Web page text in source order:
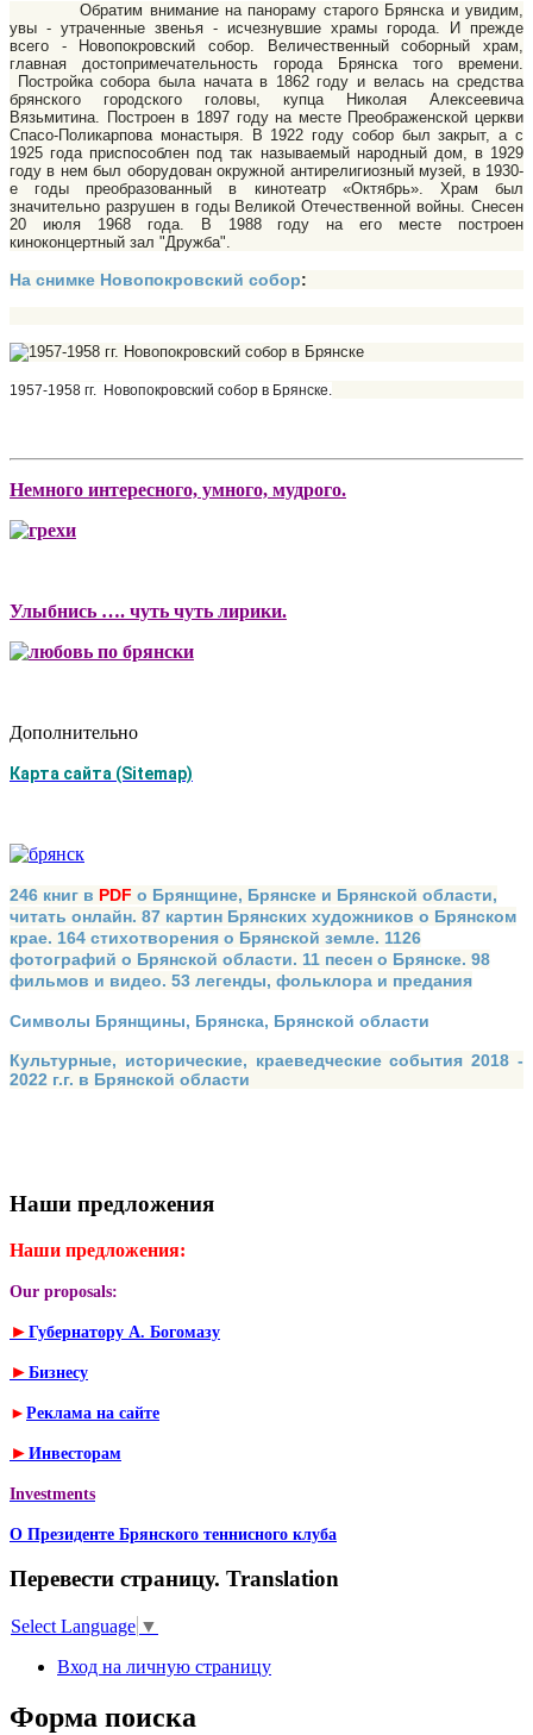
Обратим внимание на панораму старого Брянска и увидим,
увы - утраченные звенья - исчезнувшие храмы горо­да. И прежде
всего - Новопокровский собор. Величественный соборный храм,
главная достопримечательность города Брянска того времени.
Постройка собора была начата в 1862 году и велась на средства
брянского городского головы, купца Николая Алексеевича
Вязьмитина. Построен в 1897 году на месте Преображенской церкви
Спасо-Поликарпова монастыря. В 1922 году собор был закрыт, а с
1925 года приспособлен под так называемый народный дом, в 1929
году в нем был оборудован окружной антирелигиозный музей, в 1930-
е годы преобразованный в кинотеатр «Октябрь». Храм был
значительно разрушен в годы Великой Отечественной войны. Снесен
20 июля 1968 года. В 1988 году на его месте построен
киноконцертный зал "Дружба".
На снимке Новопокровский собор:
1957-1958 гг. Новопокровский собор в Брянске.
Немного интересного, умного, мудрого.
Улыбнись …. чуть чуть лирики.
Дополнительно
Карта сайта (Sitemap)
246 книг в PDF о Брянщине, Брянске и Брянской области,
читать онлайн. 87 картин Брянских художников о Брянском
крае. 164 стихотворения о Брянской земле. 1126
фотографий о Брянской области. 11 песен о Брянске. 98
фильмов и видео. 53 легенды, фольклора и предания
Символы Брянщины, Брянска, Брянской области
Культурные, исторические, краеведческие события 2018 -
2022 г.г. в Брянской области
Наши предложения
Наши предложения:
Our proposals:
► Губернатору А. Богомазу
► Бизнесу
► Реклама на сайте
► Инвесторам
Investments
О Президенте Брянского теннисного клуба
Перевести страницу. Translation
Select Language ▼
Вход на личную страницу
Форма поиска